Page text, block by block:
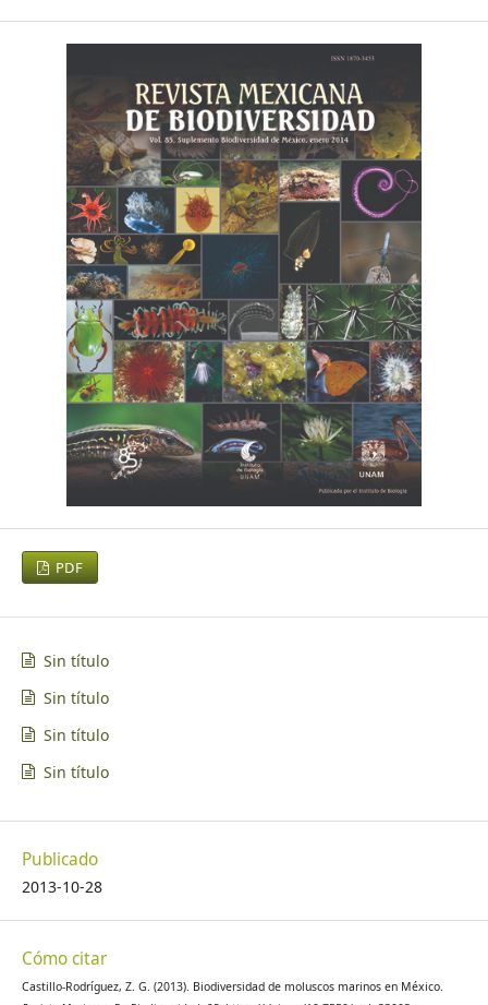
PDF
Sin título
Sin título
Sin título
Sin título
Publicado
2013-10-28
Cómo citar
Castillo-Rodríguez, Z. G. (2013). Biodiversidad de moluscos marinos en México.